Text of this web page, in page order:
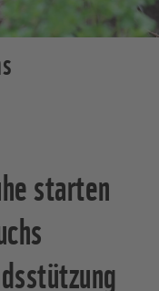
starten